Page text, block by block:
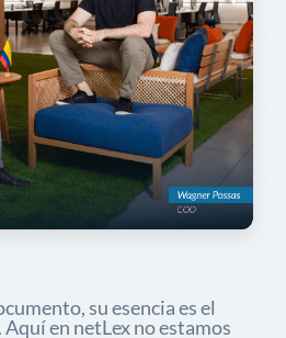
su esencia es el
en netLex no estamos